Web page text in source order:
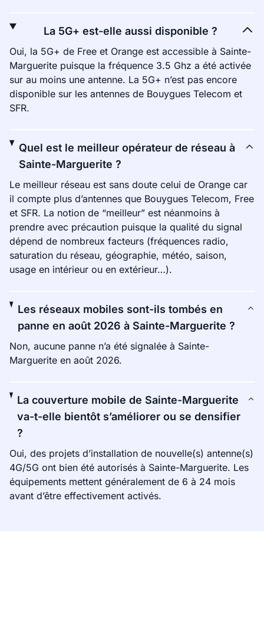
La 5G+ est-elle aussi disponible ?
Oui, la 5G+ de Free et Orange est accessible à Sainte-
Marguerite puisque la fréquence 3.5 Ghz a été activée
sur au moins une antenne. La 5G+ n’est pas encore
disponible sur les antennes de Bouygues Telecom et
SFR.
Quel est le meilleur opérateur de réseau à
Sainte-Marguerite ?
Le meilleur réseau est sans doute celui de Orange car
il compte plus d’antennes que Bouygues Telecom, Free
et SFR. La notion de “meilleur” est néanmoins à
prendre avec précaution puisque la qualité du signal
dépend de nombreux facteurs (fréquences radio,
saturation du réseau, géographie, météo, saison,
usage en intérieur ou en extérieur…).
Les réseaux mobiles sont-ils tombés en
panne en août 2026 à Sainte-Marguerite ?
Non, aucune panne n’a été signalée à Sainte-
Marguerite en août 2026.
La couverture mobile de Sainte-Marguerite
va-t-elle bientôt s’améliorer ou se densifier
?
Oui, des projets d’installation de nouvelle(s) antenne(s)
4G/5G ont bien été autorisés à Sainte-Marguerite. Les
équipements mettent généralement de 6 à 24 mois
avant d’être effectivement activés.